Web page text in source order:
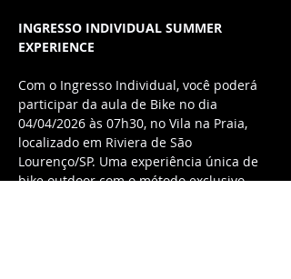
INGRESSO INDIVIDUAL SUMMER
EXPERIENCE
Com o Ingresso Individual, você poderá
participar da aula de Bike no dia
04/04/2026 às 07h30, no Vila na Praia,
localizado em Riviera de São
Lourenço/SP. Uma experiência única de
bike outdoor com o método exclusivo